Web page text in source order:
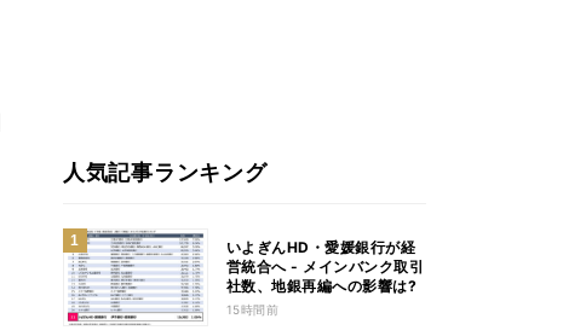
人気記事ランキング
いよぎんHD・愛媛銀行が経
営統合へ - メインバンク取引
社数、地銀再編への影響は?
15時間前